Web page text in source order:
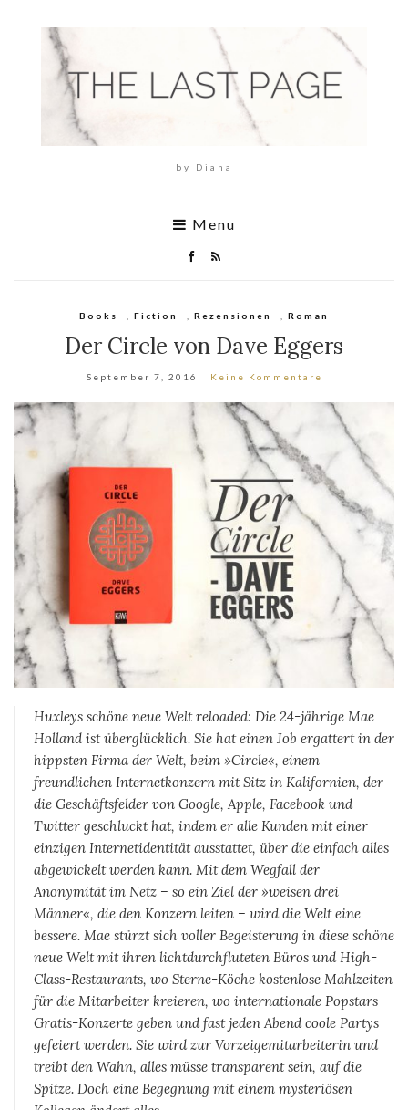
by Diana
Menu
Books Fiction Rezensionen Roman
Der Circle von Dave Eggers
September 7, 2016 Keine Kommentare
Huxleys schöne neue Welt reloaded: Die 24-jährige Mae
Holland ist überglücklich. Sie hat einen Job ergattert in der
hippsten Firma der Welt, beim »Circle«, einem
freundlichen Internetkonzern mit Sitz in Kalifornien, der
die Geschäftsfelder von Google, Apple, Facebook und
Twitter geschluckt hat, indem er alle Kunden mit einer
einzigen Internetidentität ausstattet, über die einfach alles
abgewickelt werden kann. Mit dem Wegfall der
Anonymität im Netz – so ein Ziel der »weisen drei
Männer«, die den Konzern leiten – wird die Welt eine
bessere. Mae stürzt sich voller Begeisterung in diese schöne
neue Welt mit ihren lichtdurchfluteten Büros und High-
Class-Restaurants, wo Sterne-Köche kostenlose Mahlzeiten
für die Mitarbeiter kreieren, wo internationale Popstars
Gratis-Konzerte geben und fast jeden Abend coole Partys
gefeiert werden. Sie wird zur Vorzeigemitarbeiterin und
treibt den Wahn, alles müsse transparent sein, auf die
Spitze. Doch eine Begegnung mit einem mysteriösen